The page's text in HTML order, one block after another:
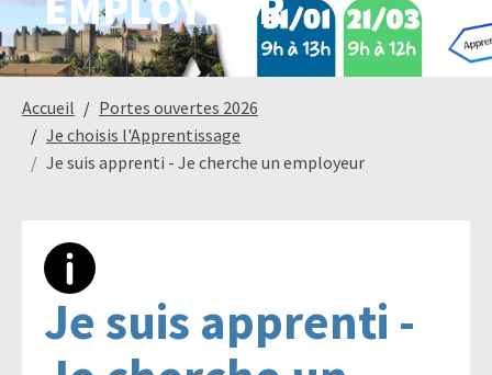
Accueil
Portes ouvertes 2026
Je choisis l'Apprentissage
Je suis apprenti - Je cherche un employeur
Je suis apprenti -